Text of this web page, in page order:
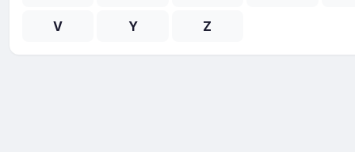
V Y Z